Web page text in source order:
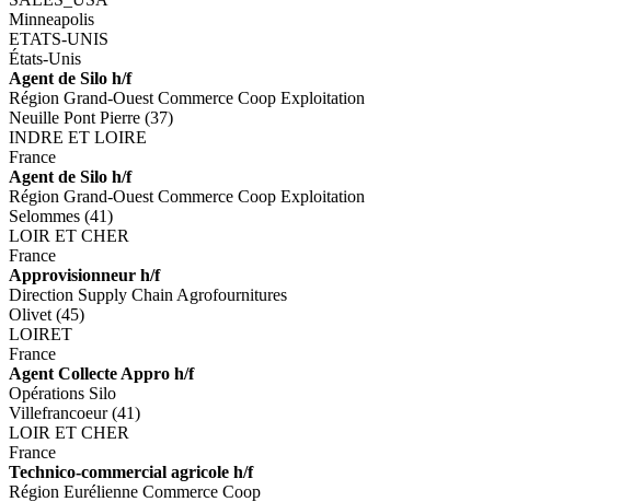
Minneapolis
ETATS-UNIS
États-Unis
Agent de Silo h/f
Région Grand-Ouest Commerce Coop Exploitation
Neuille Pont Pierre (37)
INDRE ET LOIRE
France
Agent de Silo h/f
Région Grand-Ouest Commerce Coop Exploitation
Selommes (41)
LOIR ET CHER
France
Approvisionneur h/f
Direction Supply Chain Agrofournitures
Olivet (45)
LOIRET
France
Agent Collecte Appro h/f
Opérations Silo
Villefrancoeur (41)
LOIR ET CHER
France
Technico-commercial agricole h/f
Région Eurélienne Commerce Coop